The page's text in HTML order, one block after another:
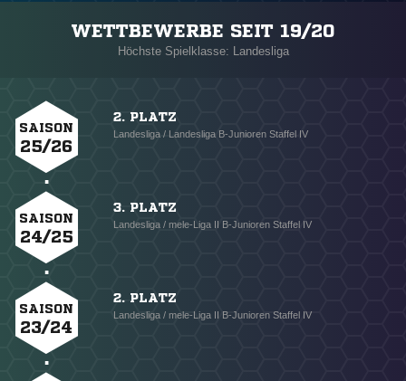
WETTBEWERBE SEIT 19/20
Höchste Spielklasse: Landesliga
SAISON
25/26
2. PLATZ
Landesliga / Landesliga B-Junioren Staffel IV
SAISON
24/25
3. PLATZ
Landesliga / mele-Liga II B-Junioren Staffel IV
SAISON
23/24
2. PLATZ
Landesliga / mele-Liga II B-Junioren Staffel IV